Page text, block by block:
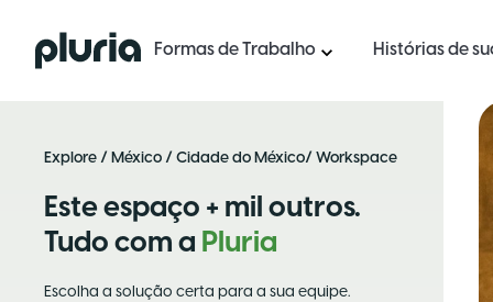
Logo Pluria Formas de Trabalho Histórias de
Explore / México / Cidade do México/ Workspace
Este espaço + mil outros.
Tudo com a Pluria
Escolha a solução certa para a sua equipe.